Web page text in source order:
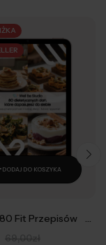
DODAJ DO KOSZYKA
E-Book „80 Fit Przepisów w 5 Kalorycznościach”
69,00zł